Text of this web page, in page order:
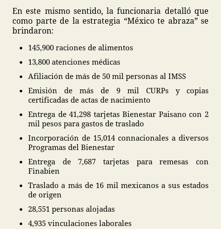
En este mismo sentido, la funcionaria detalló que
como parte de la estrategia “México te abraza” se
brindaron:
145,900 raciones de alimentos
13,800 atenciones médicas
Afiliación de más de 50 mil personas al IMSS
Emisión de más de 9 mil CURPs y copias
certificadas de actas de nacimiento
Entrega de 41,298 tarjetas Bienestar Paisano con 2
mil pesos para gastos de traslado
Incorporación de 15,014 connacionales a diversos
Programas del Bienestar
Entrega de 7,687 tarjetas para remesas con
Finabien
Traslado a más de 16 mil mexicanos a sus estados
de origen
28,551 personas alojadas
4,935 vinculaciones laborales